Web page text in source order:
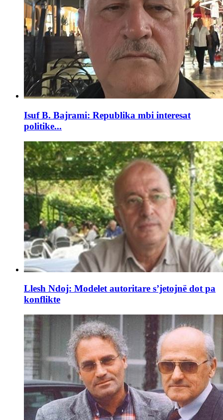
Isuf B. Bajrami: Republika mbi interesat
politike...
Llesh Ndoj: Modelet autoritare s’jetojnë dot pa
konflikte